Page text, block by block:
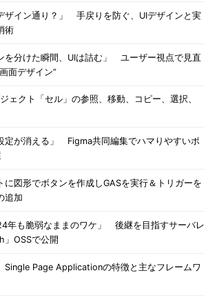
ザイン通り？」 手戻りを防ぐ、UIデザインと実
術
を分けた瞬間、UIは詰む」 ユーザー視点で見直
面デザイン”
ェクト「セル」の参照、移動、コピー、選択、
定が消える」 Figma共同編集でハマりやすいポ
に図形でボタンを作成しGASを実行＆トリガーを
追加
年も脆弱なままのワケ」 後継を目指すサーバレ
」OSSで公開
Page Applicationの特徴と主なフレームワ